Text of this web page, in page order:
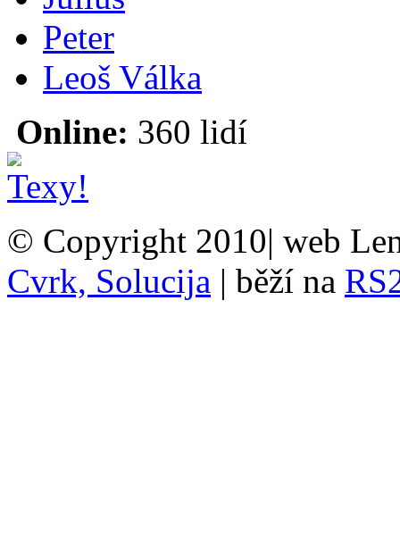
Peter
Leoš Válka
Online: 360 lidí
© Copyright 2010| web
Cvrk, Solucija | běží na